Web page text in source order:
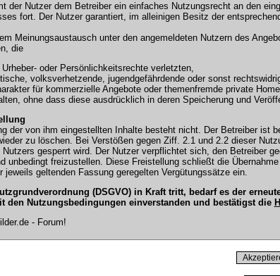
der Nutzer dem Betreiber ein einfaches Nutzungsrecht an den
fort. Der Nutzer garantiert, im alleinigen Besitz der
Meinungsaustausch unter den angemeldeten Nutzern des
die
oder Persönlichkeitsrechte verletzten,
volksverhetzende, jugendgefährdende oder sonst
für kommerzielle Angebote oder themenfremde private
ohne dass diese ausdrücklich in deren Speicherung und
der von ihm eingestellten Inhalte besteht nicht. Der Betreiber
zu löschen. Bei Verstößen gegen Ziff. 2.1 und 2.2 dieser
gesperrt wird. Der Nutzer verpflichtet sich, den Betreiber
unbedingt freizustellen. Diese Freistellung schließt die
geltenden Fassung geregelten Vergütungssätze ein.
(DSGVO) in Kraft tritt, bedarf es der
Nutzungsbedingungen einverstanden und bestätigst die
- Forum!